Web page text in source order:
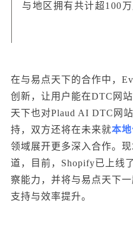
与地区拥有共计超100万
在与易点天下的合作中，
创新，让用户能在DTC网
天下也对Plaud AI DTC网
持，双方还将在未来就本
领域展开更多深入合作。
道，目前，Shopify已上线
察能力，并将与易点天下
支持与效率提升。